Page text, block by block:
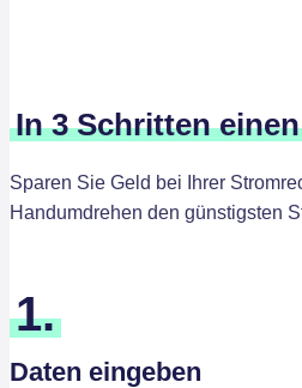
In 3 Schritten
Sparen Sie Geld bei Ihrer
Handumdrehen den günstigsten
1.
Daten eingeben